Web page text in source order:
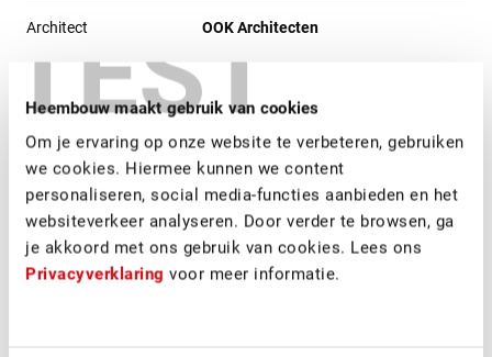
TEST
Heembouw maakt gebruik van cookies
Om je ervaring op onze website te verbeteren, gebruiken
we cookies. Hiermee kunnen we content
personaliseren, social media-functies aanbieden en het
websiteverkeer analyseren. Door verder te browsen, ga
je akkoord met ons gebruik van cookies. Lees ons
Privacyverklaring voor meer informatie.
Architect OOK Architecten
Heembouw heeft voor Hilti Nederland het entreegebied
tot een BIM Experience Center. Heembouw was
verantwoordelijk voor de realisatie, naar een ontwerp van
OOK Architecten. Hilti Nederland deelt het kantoor nu
nog met Heembouw Rotterdam, maar Heembouw gaat
begin 2020 verhuizen naar een nieuw kantoor dat nu
wordt gebouwd. Een mooie kans om het huidige